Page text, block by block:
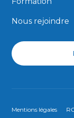
Nous rejoindre
Mentions légales